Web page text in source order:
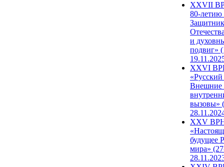
ХХVII
80-
и
подвиг»
XXVI
Внешние
вызовы»
XXV
будущее
мира»